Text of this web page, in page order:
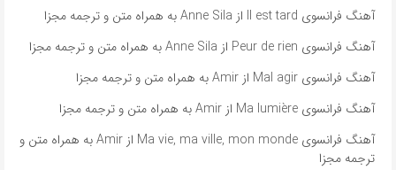
آهنگ فرانسوی Il est tard از Anne Sila به همراه متن و ترجمه مجزا
آهنگ فرانسوی Peur de rien از Anne Sila به همراه متن و ترجمه مجزا
آهنگ فرانسوی Mal agir از Amir به همراه متن و ترجمه مجزا
آهنگ فرانسوی Ma lumière از Amir به همراه متن و ترجمه مجزا
آهنگ فرانسوی Ma vie, ma ville, mon monde از Amir به همراه متن و
ترجمه مجزا